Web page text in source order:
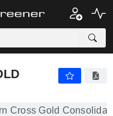
Cross Gold